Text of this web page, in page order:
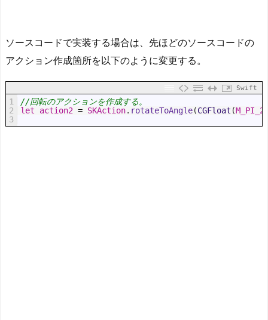
ソースコードで実装する場合は、先ほどのソースコードの
アクション作成箇所を以下のように変更する。
Swift
1
2
3
//回転のアクションを作成する。
let
action2 = SKAction. rotateToAngle(CGFloat (M_PI_2